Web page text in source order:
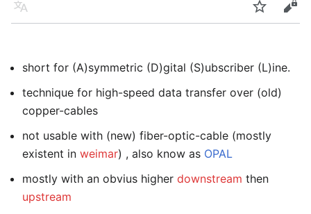
Sprache Beobachten Bearbeiten
short for (A)symmetric (D)gital (S)ubscriber (L)ine.
technique for high-speed data transfer over (old)
copper-cables
not usable with (new) fiber-optic-cable (mostly
existent in weimar) , also know as OPAL
mostly with an obvius higher downstream then
upstream